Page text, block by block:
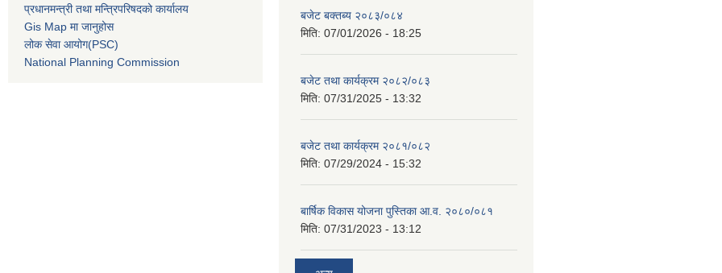
प्रधानमन्त्री तथा मन्त्रिपरिषदको कार्यालय
Gis Map मा जानुहोस
लोक सेवा आयोग(PSC)
National Planning Commission
बजेट बक्तब्य २०८३/०८४
मिति: 07/01/2026 - 18:25
बजेट तथा कार्यक्रम २०८२/०८३
मिति: 07/31/2025 - 13:32
बजेट तथा कार्यक्रम २०८१/०८२
मिति: 07/29/2024 - 15:32
बार्षिक विकास योजना पुस्तिका आ.व. २०८०/०८१
मिति: 07/31/2023 - 13:12